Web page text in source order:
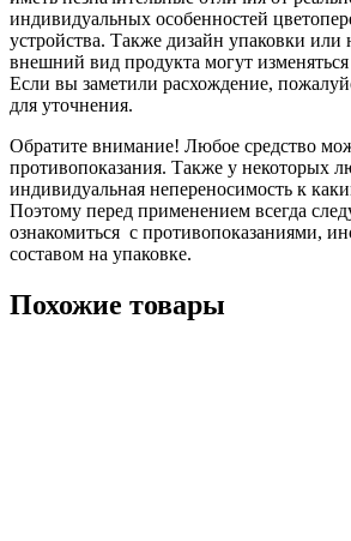
индивидуальных особенностей
устройства. Также дизайн упаковки или
внешний вид продукта могут
Если вы заметили расхождение,
для уточнения.
Обратите внимание! Любое средство
противопоказания. Также у некоторых
индивидуальная непереносимость к
Поэтому перед применением всегда
ознакомиться с противопоказаниями,
составом на упаковке.
Похожие товары